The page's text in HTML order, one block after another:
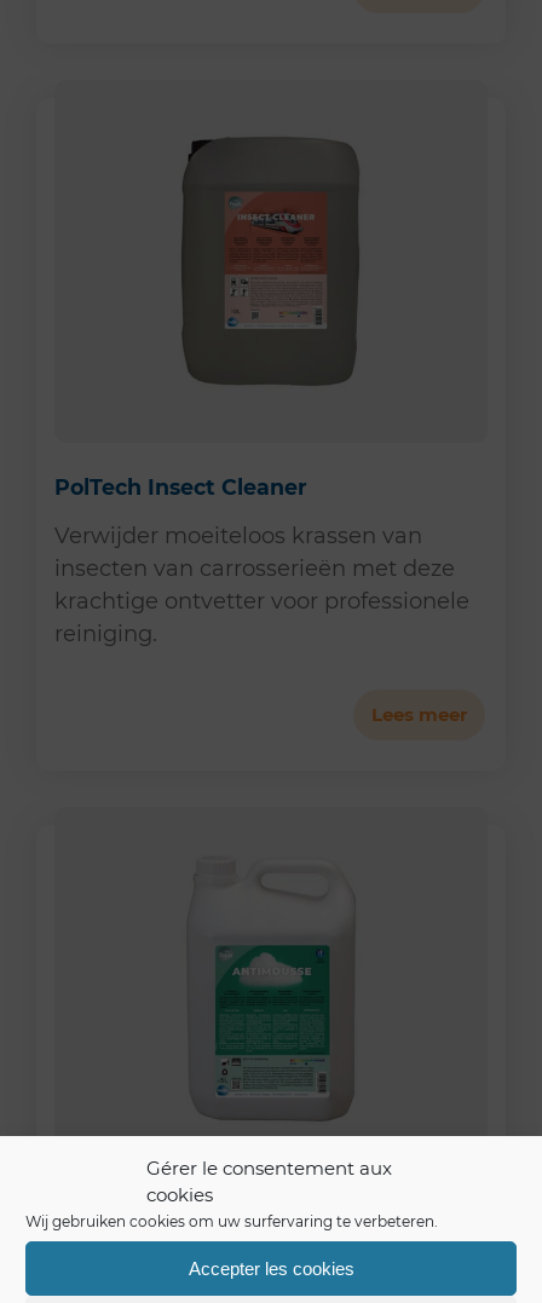
Gérer le consentement aux
cookies
Wij gebruiken cookies om uw surfervaring te verbeteren.
Accepter les cookies
PolTech Insect Cleaner
Verwijder moeiteloos krassen van
insecten van carrosserieën met deze
krachtige ontvetter voor professionele
reiniging.
Lees meer
PolTech Antimousse
Beheers het schuimende vermogen
van uw reinigingsmiddelen met ons